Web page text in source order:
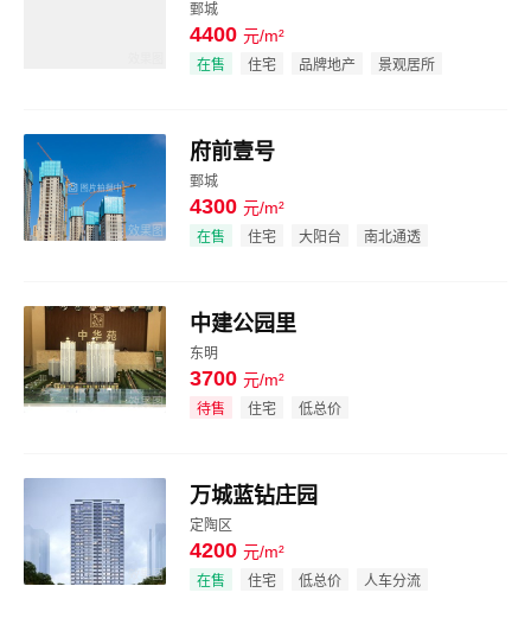
鄄城
4400 元/m²
在售 住宅 品牌地产 景观居所
效果图
府前壹号
鄄城
4300 元/m²
在售 住宅 大阳台 南北通透
效果图
中建公园里
东明
3700 元/m²
待售 住宅 低总价
效果图
万城蓝钻庄园
定陶区
4200 元/m²
在售 住宅 低总价 人车分流